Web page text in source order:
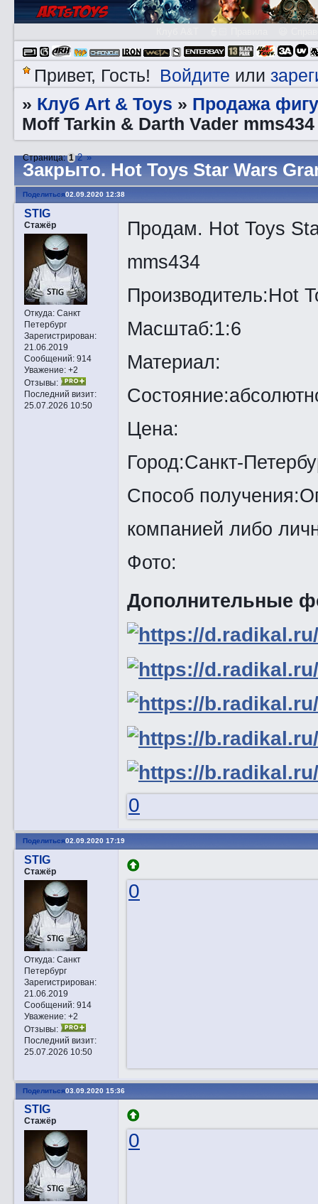
Привет, Гость! Войдите или
» Клуб Art & Toys » Продажа
Moff Tarkin & Darth Vader mms434
Закрытo. Hot Toys Star Wars
Страница:1 2 »
Поделиться02.09.2020 12:38
STIG
Стажёр
Откуда:Санкт
Петербург
Зарегистрирован:
21.06.2019
Сообщений:914
Уважение: +2
Отзывы:
Последний визит:
25.07.2026 10:50
Прoдам. Hot Toys
mms434
Производитель:Hot
Масштаб:1:6
Материал:
Цена:
Город:Санкт-
Способ
компанией либо
Фото:
Дополнительные
0
Поделиться02.09.2020 17:19
STIG
Стажёр
Откуда:Санкт
Петербург
Зарегистрирован:
21.06.2019
Сообщений:914
Уважение: +2
Отзывы:
Последний визит:
25.07.2026 10:50
0
Поделиться03.09.2020 15:36
STIG
Стажёр
0